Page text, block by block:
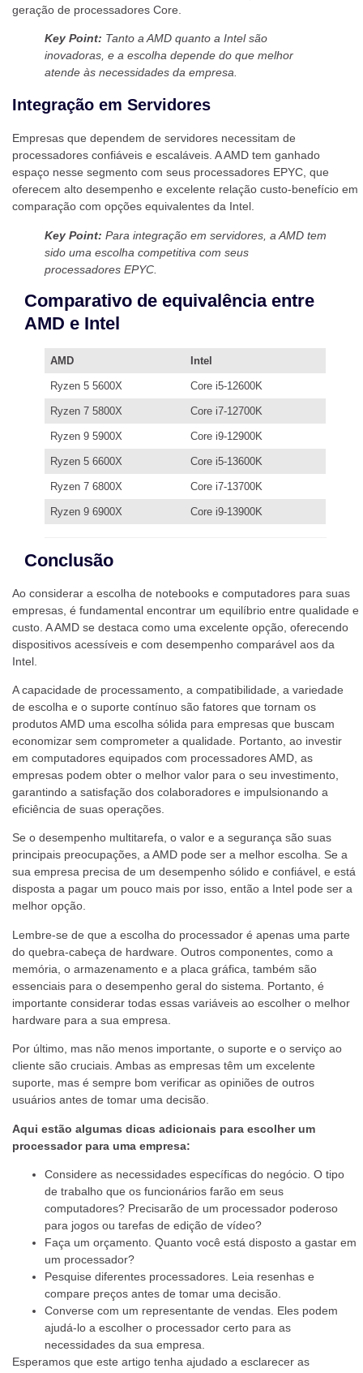
geração de processadores Core.
Key Point: Tanto a AMD quanto a Intel são
inovadoras, e a escolha depende do que melhor
atende às necessidades da empresa.
Integração em Servidores
Empresas que dependem de servidores necessitam de
processadores confiáveis e escaláveis. A AMD tem ganhado
espaço nesse segmento com seus processadores EPYC, que
oferecem alto desempenho e excelente relação custo-benefício em
comparação com opções equivalentes da Intel.
Key Point: Para integração em servidores, a AMD tem
sido uma escolha competitiva com seus
processadores EPYC.
Comparativo de equivalência entre
AMD e Intel
AMD Intel
Ryzen 5 5600X Core i5-12600K
Ryzen 7 5800X Core i7-12700K
Ryzen 9 5900X Core i9-12900K
Ryzen 5 6600X Core i5-13600K
Ryzen 7 6800X Core i7-13700K
Ryzen 9 6900X Core i9-13900K
Conclusão
Ao considerar a escolha de notebooks e computadores para suas
empresas, é fundamental encontrar um equilíbrio entre qualidade e
custo. A AMD se destaca como uma excelente opção, oferecendo
dispositivos acessíveis e com desempenho comparável aos da
Intel.
A capacidade de processamento, a compatibilidade, a variedade
de escolha e o suporte contínuo são fatores que tornam os
produtos AMD uma escolha sólida para empresas que buscam
economizar sem comprometer a qualidade. Portanto, ao investir
em computadores equipados com processadores AMD, as
empresas podem obter o melhor valor para o seu investimento,
garantindo a satisfação dos colaboradores e impulsionando a
eficiência de suas operações.
Se o desempenho multitarefa, o valor e a segurança são suas
principais preocupações, a AMD pode ser a melhor escolha. Se a
sua empresa precisa de um desempenho sólido e confiável, e está
disposta a pagar um pouco mais por isso, então a Intel pode ser a
melhor opção.
Lembre-se de que a escolha do processador é apenas uma parte
do quebra-cabeça de hardware. Outros componentes, como a
memória, o armazenamento e a placa gráfica, também são
essenciais para o desempenho geral do sistema. Portanto, é
importante considerar todas essas variáveis ao escolher o melhor
hardware para a sua empresa.
Por último, mas não menos importante, o suporte e o serviço ao
cliente são cruciais. Ambas as empresas têm um excelente
suporte, mas é sempre bom verificar as opiniões de outros
usuários antes de tomar uma decisão.
Aqui estão algumas dicas adicionais para escolher um
processador para uma empresa:
Considere as necessidades específicas do negócio. O tipo
de trabalho que os funcionários farão em seus
computadores? Precisarão de um processador poderoso
para jogos ou tarefas de edição de vídeo?
Faça um orçamento. Quanto você está disposto a gastar em
um processador?
Pesquise diferentes processadores. Leia resenhas e
compare preços antes de tomar uma decisão.
Converse com um representante de vendas. Eles podem
ajudá-lo a escolher o processador certo para as
necessidades da sua empresa.
Esperamos que este artigo tenha ajudado a esclarecer as